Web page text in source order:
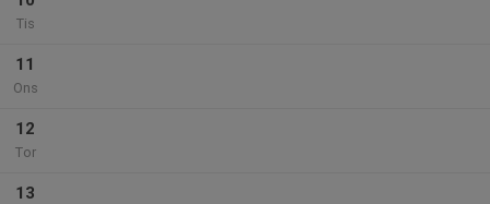
Tis
11
Ons
12
Tor
13